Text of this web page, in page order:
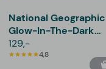
National Geographic
Glow-In-The-Dark
Crystal Lab
129,-
4,8